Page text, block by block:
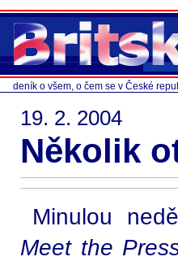
deník o všem, o čem se v České
19. 2. 2004
Několik
Minulou
Meet the